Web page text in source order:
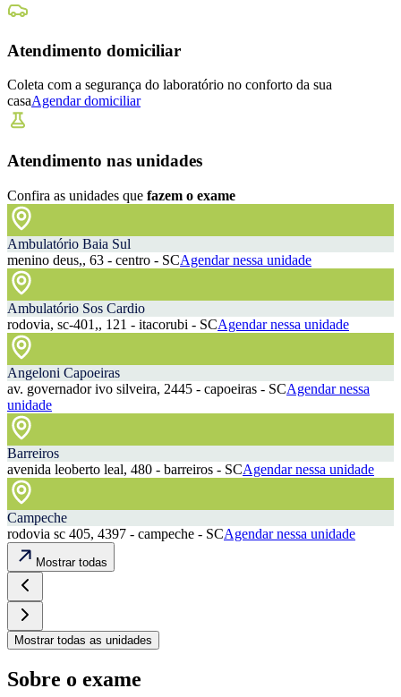
Atendimento domiciliar
Coleta com a segurança do laboratório no conforto da sua
casaAgendar domiciliar
Atendimento nas unidades
Confira as unidades que fazem o exame
Ambulatório Baia Sul
menino deus,, 63 - centro - SCAgendar nessa unidade
Ambulatório Sos Cardio
rodovia, sc-401,, 121 - itacorubi - SCAgendar nessa unidade
Angeloni Capoeiras
av. governador ivo silveira, 2445 - capoeiras - SCAgendar nessa
unidade
Barreiros
avenida leoberto leal, 480 - barreiros - SCAgendar nessa unidade
Campeche
rodovia sc 405, 4397 - campeche - SCAgendar nessa unidade
Mostrar todas
Mostrar todas as unidades
Sobre o exame